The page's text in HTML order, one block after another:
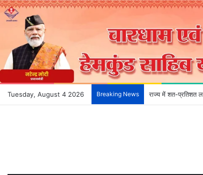
Tuesday, August 4 2026 Breaking News राज्य में शत-प्रतिशत